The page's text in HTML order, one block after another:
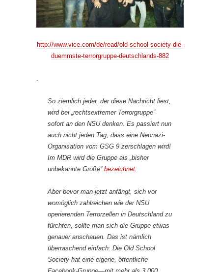
http://www.vice.com/de/read/old-school-society-die-
duemmste-terrorgruppe-deutschlands-882
.
So ziemlich jeder, der diese Nachricht liest,
wird bei „rechtsextremer Terrorgruppe“
sofort an den NSU denken. Es passiert nun
auch nicht jeden Tag, dass eine Neonazi-
Organisation vom GSG 9 zerschlagen wird!
Im MDR wird die Gruppe als „bisher
unbekannte Größe“ bezeichnet.
Aber bevor man jetzt anfängt, sich vor
womöglich zahlreichen wie der NSU
operierenden Terrorzellen in Deutschland zu
fürchten, sollte man sich die Gruppe etwas
genauer anschauen. Das ist nämlich
überraschend einfach: Die Old School
Society hat eine eigene, öffentliche